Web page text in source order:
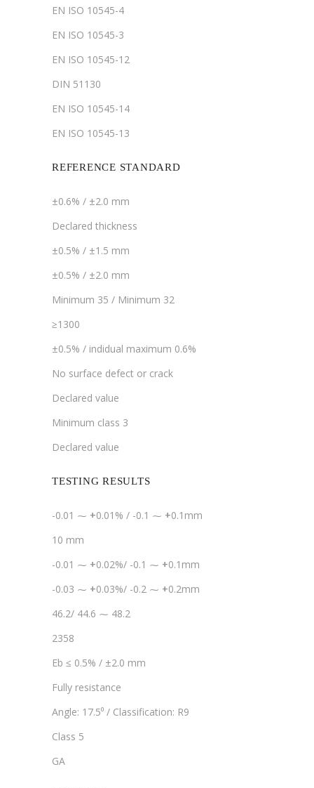
EN ISO 10545-4
EN ISO 10545-3
EN ISO 10545-12
DIN 51130
EN ISO 10545-14
EN ISO 10545-13
REFERENCE STANDARD
±0.6% / ±2.0 mm
Declared thickness
±0.5% / ±1.5 mm
±0.5% / ±2.0 mm
Minimum 35 / Minimum 32
≥1300
±0.5% / indidual maximum 0.6%
No surface defect or crack
Declared value
Minimum class 3
Declared value
TESTING RESULTS
-0.01 ⁓ +0.01% / -0.1 ⁓ +0.1mm
10 mm
-0.01 ⁓ +0.02%/ -0.1 ⁓ +0.1mm
-0.03 ⁓ +0.03%/ -0.2 ⁓ +0.2mm
46.2/ 44.6 ⁓ 48.2
2358
Eb ≤ 0.5% / ±2.0 mm
Fully resistance
Angle: 17.5⁰ / Classification: R9
Class 5
GA